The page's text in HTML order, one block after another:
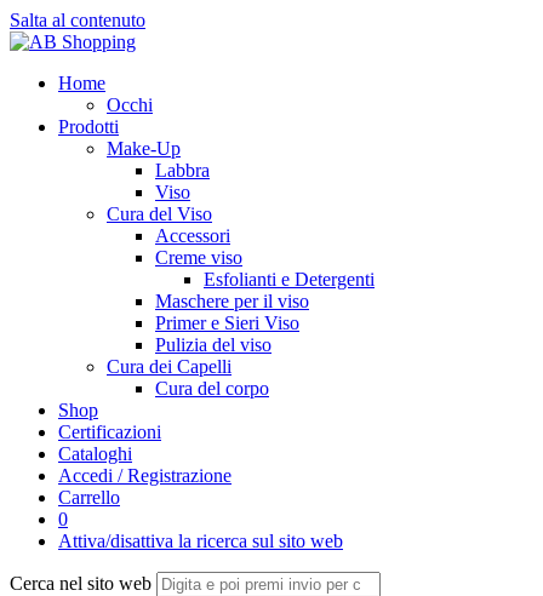
Salta al contenuto
Home
Occhi
Prodotti
Make-Up
Labbra
Viso
Cura del Viso
Accessori
Creme viso
Esfolianti e Detergenti
Maschere per il viso
Primer e Sieri Viso
Pulizia del viso
Cura dei Capelli
Cura del corpo
Shop
Certificazioni
Cataloghi
Accedi / Registrazione
Carrello
0
Attiva/disattiva la ricerca sul sito web
Cerca nel sito web